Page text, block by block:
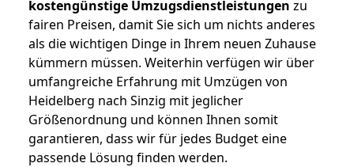
kostengünstige Umzugsdienstleistungen zu
fairen Preisen, damit Sie sich um nichts anderes
als die wichtigen Dinge in Ihrem neuen Zuhause
kümmern müssen. Weiterhin verfügen wir über
umfangreiche Erfahrung mit Umzügen von
Heidelberg nach Sinzig mit jeglicher
Größenordnung und können Ihnen somit
garantieren, dass wir für jedes Budget eine
passende Lösung finden werden.